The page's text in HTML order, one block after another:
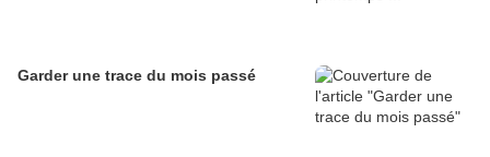
Garder une trace du mois passé